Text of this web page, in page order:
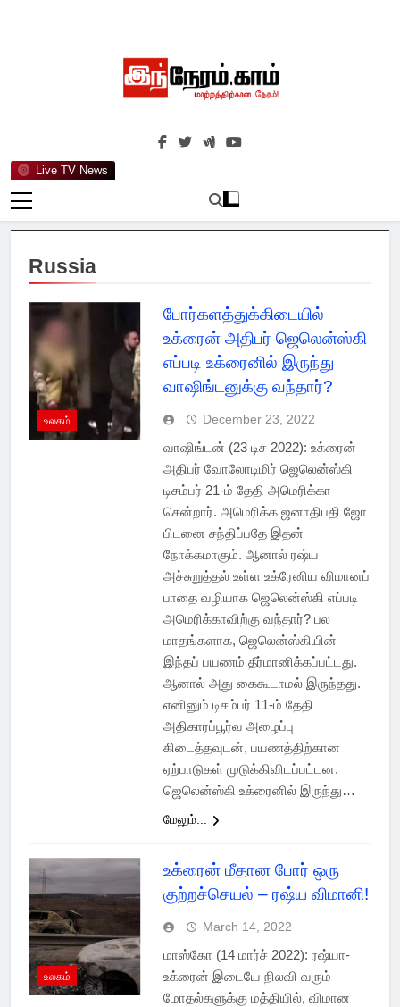
Live TV News
இந்நேரம்.காம்
செய்திகளுக்கு அப்பால்…
Russia
உலகம்
போர்களத்துக்கிடையில்
உக்ரைன் அதிபர் ஜெலென்ஸ்கி
எப்படி உக்ரைனில் இருந்து
வாஷிங்டனுக்கு வந்தார்?
December 23, 2022
வாஷிங்டன் (23 டிச 2022): உக்ரைன்
அதிபர் வோலோடிமிர் ஜெலென்ஸ்கி
டிசம்பர் 21-ம் தேதி அமெரிக்கா
சென்றார். அமெரிக்க ஜனாதிபதி ஜோ
பிடனை சந்திப்பதே இதன்
நோக்கமாகும். ஆனால் ரஷ்ய
அச்சுறுத்தல் உள்ள உக்ரேனிய விமானப்
பாதை வழியாக ஜெலென்ஸ்கி எப்படி
அமெரிக்காவிற்கு வந்தார்? பல
மாதங்களாக, ஜெலென்ஸ்கியின்
இந்தப் பயணம் தீர்மானிக்கப்பட்டது.
ஆனால் அது கைகூடாமல் இருந்தது.
எனினும் டிசம்பர் 11-ம் தேதி
அதிகாரப்பூர்வ அழைப்பு
கிடைத்தவுடன், பயணத்திற்கான
ஏற்பாடுகள் முடுக்கிவிடப்பட்டன.
ஜெலென்ஸ்கி உக்ரைனில் இருந்து…
மேலும்...
உலகம்
உக்ரைன் மீதான போர் ஒரு
குற்றச்செயல் – ரஷ்ய விமானி!
March 14, 2022
மாஸ்கோ (14 மார்ச் 2022): ரஷ்யா-
உக்ரைன் இடையே நிலவி வரும்
மோதல்களுக்கு மத்தியில், விமான